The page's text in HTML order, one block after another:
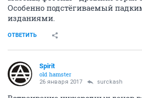
Особенно подстёгиваемый
изданиями.
ОТВЕТИТЬ
Spirit
old hamster
26 января 2017 surckash